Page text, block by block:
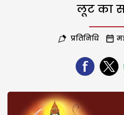
लूट का
प्रतिनिधि